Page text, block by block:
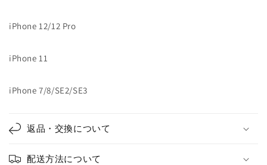
量
減
す
す
iPhone 12/12 Pro
iPhone 11
iPhone 7/8/SE2/SE3
返品・交換について
配送方法について